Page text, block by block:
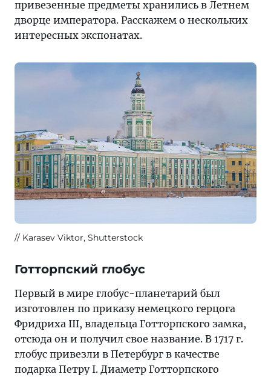
привезенные предметы хранились в Летнем
дворце императора. Расскажем о нескольких
интересных экспонатах.
Karasev Viktor, Shutterstock
Готторпский глобус
Первый в мире глобус-планетарий был
изготовлен по приказу немецкого герцога
Фридриха III, владельца Готторпского замка,
отсюда он и получил свое название. В 1717 г.
глобус привезли в Петербург в качестве
подарка Петру I. Диаметр Готторпского